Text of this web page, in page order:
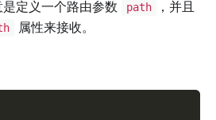
定义一个路由参数 path
，并且
属性来接收。